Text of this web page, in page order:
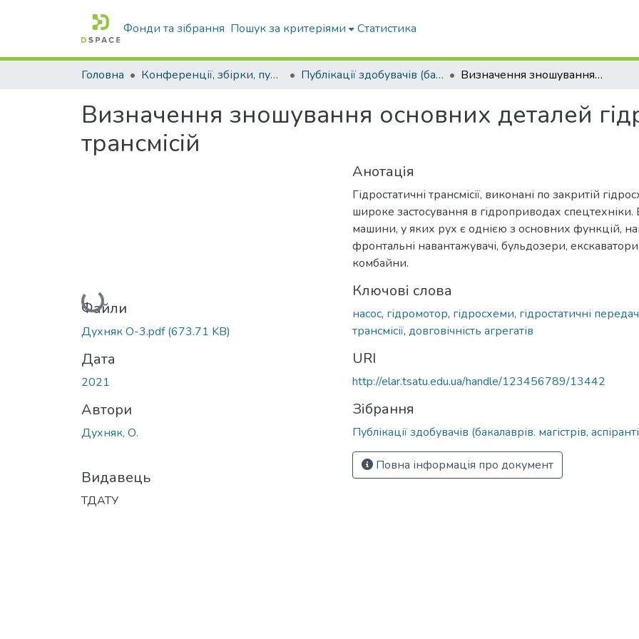
Фонди та зібрання Пошук за критеріями Статистика
Головна Конференції, збірки, публікації молодих вчених і здобувачів : магістрів, бакалаврів, аспірантів. Публікації здобувачів (бакалаврів. магістрів, аспірантів) Визначення зношування основних деталей гідростатичних трансмісій
Визначення зношування основних деталей
трансмісій
Вантажиться...
Файли
Духняк О-3.pdf(673.71 KB)
Дата
2021
Автори
Духняк, О.
Видавець
ТДАТУ
Анотація
Гідростатичні трансмісії, виконані по закритій
широке застосування в гідроприводах
машини, у яких рух є однією з основних функцій,
фронтальні навантажувачі, бульдозери,
комбайни.
Ключові слова
насос, гідромотор, гідросхеми, гідростатичні
трансмісії, довговічність агрегатів
URI
http://elar.tsatu.edu.ua/handle/123456789/13442
Зібрання
Публікації здобувачів (бакалаврів. магістрів,
Повна інформація про документ